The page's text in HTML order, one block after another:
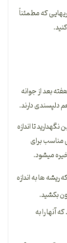
که مطمئناً
چغندرهای جوان، به اندازه یک توپ گلف، به مدت ۷ هفته بعد از جوانه
دلپسندی دارند.
تا ۱۲ هفته در زمین نگه­دارید تا اندازه
مناسب برای
می­شود.
ها به اندازه
بکشید.
را به